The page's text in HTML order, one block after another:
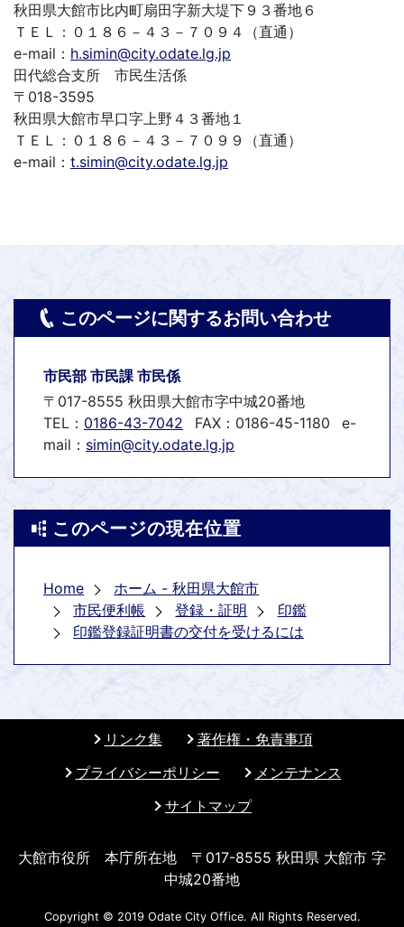
秋田県大館市比内町扇田字新大堤下９３番地６
ＴＥＬ：０１８６－４３－７０９４（直通）
e-mail： h.simin@city.odate.lg.jp
田代総合支所 市民生活係
〒018-3595
秋田県大館市早口字上野４３番地１
ＴＥＬ：０１８６－４３－７０９９（直通）
e-mail： t.simin@city.odate.lg.jp
このページに関するお問い合わせ
市民部 市民課 市民係
〒017-8555 秋田県大館市字中城20番地
TEL： 0186-43-7042 FAX：0186-45-1180
e-
mail： simin@city.odate.lg.jp
このページの現在位置
Home
ホーム - 秋田県大館市
市民便利帳
登録・証明
印鑑
印鑑登録証明書の交付を受けるには
リンク集
著作権・免責事項
プライバシーポリシー
メンテナンス
サイトマップ
大館市役所 本庁所在地 〒017-8555 秋田県 大館市 字
中城20番地
Copyright © 2019 Odate City Office. All Rights Reserved.